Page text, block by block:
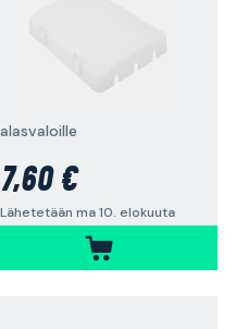
alasvaloille
7,60 €
Lähetetään ma 10. elokuuta